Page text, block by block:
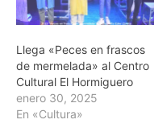
Llega «Peces en frascos
de mermelada» al Centro
Cultural El Hormiguero
enero 30, 2025
En «Cultura»